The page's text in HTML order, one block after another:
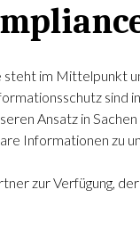
im Mittelpunkt
Ansatz in
Informationen zu
zur Verfügung,